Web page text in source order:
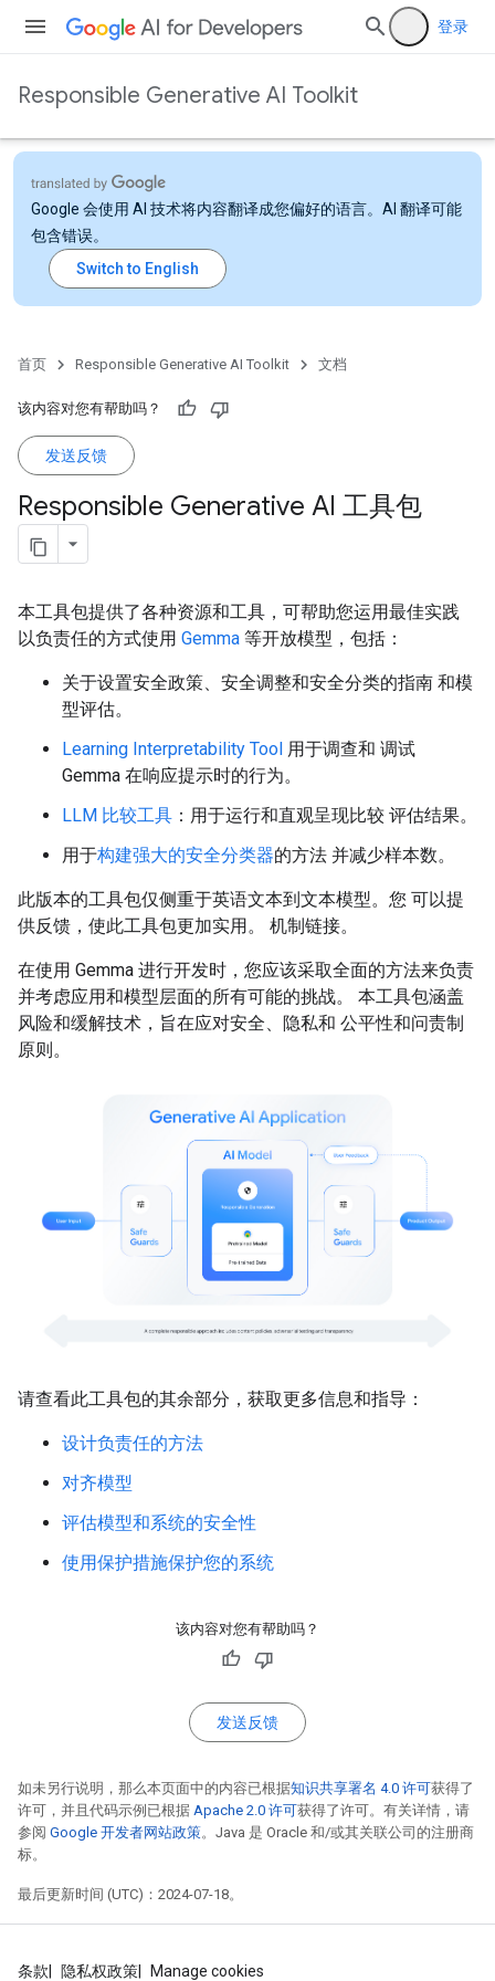
登录
Responsible Generative AI Toolkit
Google 会使用 AI 技术将内容翻译成您偏好的语言。AI 翻译可能
包含错误。
首页 Responsible Generative AI Toolkit 文档
该内容对您有帮助吗？
发送反馈
Responsible Generative AI 工具包
本工具包提供了各种资源和工具，可帮助您运用最佳实践
以负责任的方式使用 Gemma 等开放模型，包括：
关于设置安全政策、安全调整和安全分类的指南 和模
型评估。
Learning Interpretability Tool 用于调查和 调试
Gemma 在响应提示时的行为。
LLM 比较工具 ：用于运行和直观呈现比较 评估结果。
用于构建强大的安全分类器的方法 并减少样本数。
此版本的工具包仅侧重于英语文本到文本模型。您 可以提
供反馈，使此工具包更加实用。 机制链接。
在使用 Gemma 进行开发时，您应该采取全面的方法来负责
并考虑应用和模型层面的所有可能的挑战。 本工具包涵盖
风险和缓解技术，旨在应对安全、隐私和 公平性和问责制
原则。
请查看此工具包的其余部分，获取更多信息和指导：
设计负责任的方法
对齐模型
评估模型和系统的安全性
使用保护措施保护您的系统
该内容对您有帮助吗？
发送反馈
如未另行说明，那么本页面中的内容已根据知识共享署名 4.0 许可获得了
许可，并且代码示例已根据 Apache 2.0 许可获得了许可。有关详情，请
参阅 Google 开发者网站政策。Java 是 Oracle 和/或其关联公司的注册商
标。
最后更新时间 (UTC)：2024-07-18。
条款 隐私权政策 Manage cookies